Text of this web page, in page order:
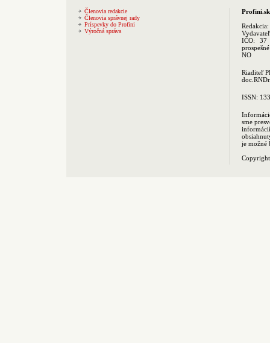
Členovia redakcie
Členovia správnej rady
Príspevky do Profini
Výročná správa
Profini.sk
Redakcia:
IČO: 37
NO
Riaditeľ
ISSN:
sme
je možné